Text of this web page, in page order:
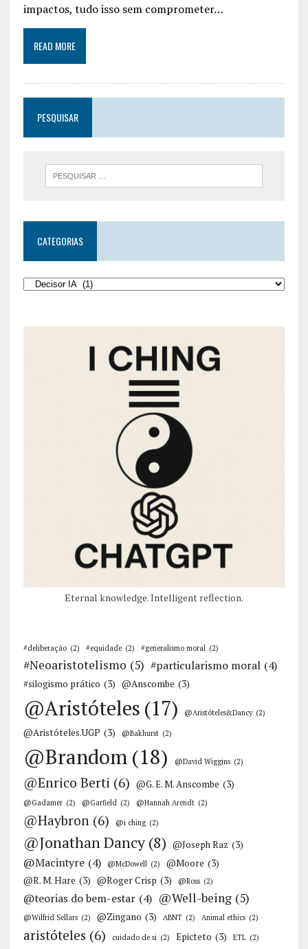
impactos, tudo isso sem comprometer…
READ MORE
PESQUISAR
CATEGORIAS
Eternal knowledge. Intelligent reflection.
#deliberação (2) #equidade (2) #generalismo moral (2)
#Neoaristotelismo (5) #particularismo moral (4)
#silogismo prático (3) @Anscombe (3)
@Aristóteles (17) @Aristóteles&Dancy (2)
@Aristóteles.UGP (3) @Bakhurst (2)
@Brandom (18) @David Wiggins (2)
@Enrico Berti (6) @G. E. M. Anscombe (3)
@Gadamer (2) @Garfield (2) @Hannah Arendt (2)
@Haybron (6) @i ching (2)
@Jonathan Dancy (8) @Joseph Raz (3)
@Macintyre (4) @McDowell (2) @Moore (3)
@R. M. Hare (3) @Roger Crisp (3) @Ross (2)
@teorias do bem-estar (4) @Well-being (5)
@Wilfrid Sellars (2) @Zingano (3) ABNT (2) Animal ethics (2)
aristóteles (6) cuidado de si (2) Epicteto (3) ETL (2)